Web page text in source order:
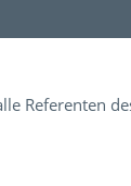
Referenten